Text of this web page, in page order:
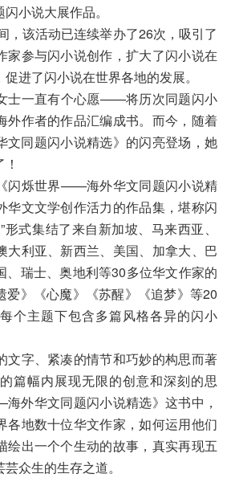
小说大展作品。
该活动已连续举办了26次，吸引了
家参与闪小说创作，扩大了闪小说在
进了闪小说在世界各地的发展。
一直有个心愿——将历次同题闪小
外作者的作品汇编成书。而今，随着
同题闪小说精选》的闪亮登场，她
烁世界——海外华文同题闪小说精
华文文学创作活力的作品集，堪称闪
式集结了来自新加坡、马来西亚、
大利亚、新西兰、美国、加拿大、巴
、瑞士、奥地利等30多位华文作家的
爱》《心魔》《苏醒》《追梦》等20
个主题下包含多篇风格各异的闪小
字、紧凑的情节和巧妙的构思而著
篇幅内展现无限的创意和深刻的思
外华文同题闪小说精选》这书中，
各地数十位华文作家，如何运用他们
绘出一个个生动的故事，真实再现五
众生的生存之道。